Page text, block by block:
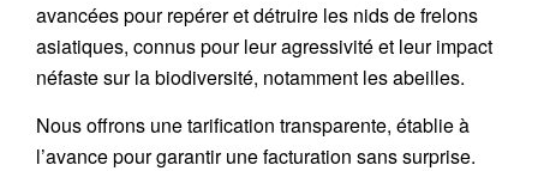
avancées pour repérer et détruire les nids defrelons
asiatiques, connus pour leur agressivité et leur impact
néfaste sur la biodiversité, notamment les abeilles.
Nous offrons unetarification transparente, établie à
l’avance pour garantir une facturation sans surprise.